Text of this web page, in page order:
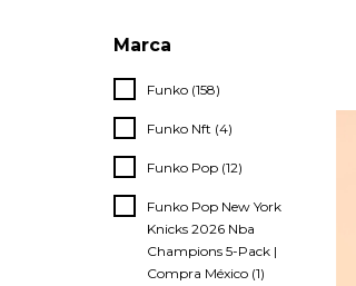
Marca
Funko (158)
Funko Nft (4)
Funko Pop (12)
Funko Pop New York
Knicks 2026 Nba
Champions 5-Pack |
Compra México (1)